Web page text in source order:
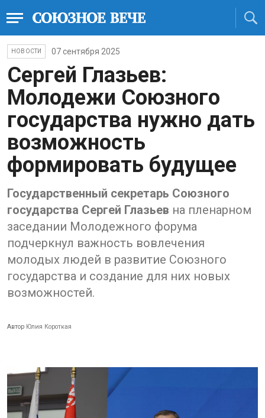
НОВОСТИ 07 сентября 2025
Сергей Глазьев:
Молодежи Союзного
государства нужно дать
возможность
формировать будущее
Государственный секретарь Союзного
государства Сергей Глазьев на пленарном
заседании Молодежного форума
подчеркнул важность вовлечения
молодых людей в развитие Союзного
государства и создание для них новых
возможностей.
Автор Юлия Короткая